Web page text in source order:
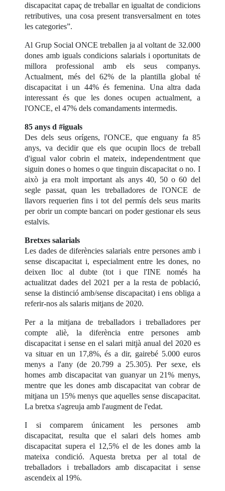
discapacitat capaç de treballar en igualtat de condicions
retributives, una cosa present transversalment en totes
les categories”.
Al Grup Social ONCE treballen ja al voltant de 32.000
dones amb iguals condicions salarials i oportunitats de
millora professional amb els seus companys.
Actualment, més del 62% de la plantilla global té
discapacitat i un 44% és femenina. Una altra dada
interessant és que les dones ocupen actualment, a
l'ONCE, el 47% dels comandaments intermedis.
85 anys d #iguals
Des dels seus orígens, l'ONCE, que enguany fa 85
anys, va decidir que els que ocupin llocs de treball
d'igual valor cobrin el mateix, independentment que
siguin dones o homes o que tinguin discapacitat o no. I
això ja era molt important als anys 40, 50 o 60 del
segle passat, quan les treballadores de l'ONCE de
llavors requerien fins i tot del permís dels seus marits
per obrir un compte bancari on poder gestionar els seus
estalvis.
Bretxes salarials
Les dades de diferències salarials entre persones amb i
sense discapacitat i, especialment entre les dones, no
deixen lloc al dubte (tot i que l'INE només ha
actualitzat dades del 2021 per a la resta de població,
sense la distinció amb/sense discapacitat) i ens obliga a
referir-nos als salaris mitjans de 2020.
Per a la mitjana de treballadors i treballadores per
compte aliè, la diferència entre persones amb
discapacitat i sense en el salari mitjà anual del 2020 es
va situar en un 17,8%, és a dir, gairebé 5.000 euros
menys a l'any (de 20.799 a 25.305). Per sexe, els
homes amb discapacitat van guanyar un 21% menys,
mentre que les dones amb discapacitat van cobrar de
mitjana un 15% menys que aquelles sense discapacitat.
La bretxa s'agreuja amb l'augment de l'edat.
I si comparem únicament les persones amb
discapacitat, resulta que el salari dels homes amb
discapacitat supera el 12,5% el de les dones amb la
mateixa condició. Aquesta bretxa per al total de
treballadors i treballadors amb discapacitat i sense
ascendeix al 19%.